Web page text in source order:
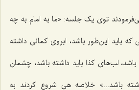
توی یک جلسه: «ما به امام به چه
که باید این‌طور باشد، ابروی کمانی داشته
لب‌های کذا باید داشته باشد، چشمان
باشد...» خلاصه هی شروع کردند به